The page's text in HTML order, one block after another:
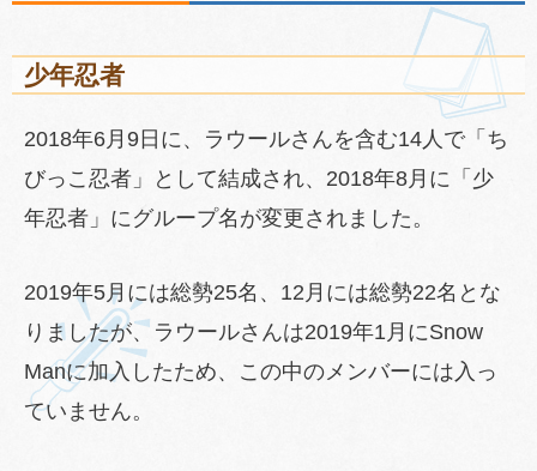
少年忍者
2018年6月9日に、ラウールさんを含む14人で「ち
びっこ忍者」として結成され、2018年8月に「少
年忍者」にグループ名が変更されました。
2019年5月には総勢25名、12月には総勢22名とな
りましたが、ラウールさんは2019年1月にSnow
Manに加入したため、この中のメンバーには入っ
ていません。